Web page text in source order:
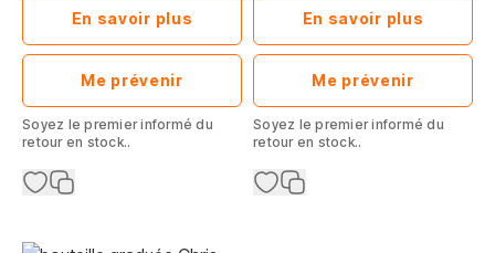
En savoir plus
Me prévenir
Soyez le premier informé du
retour en stock..
En savoir plus
Me prévenir
Soyez le premier informé du
retour en stock..